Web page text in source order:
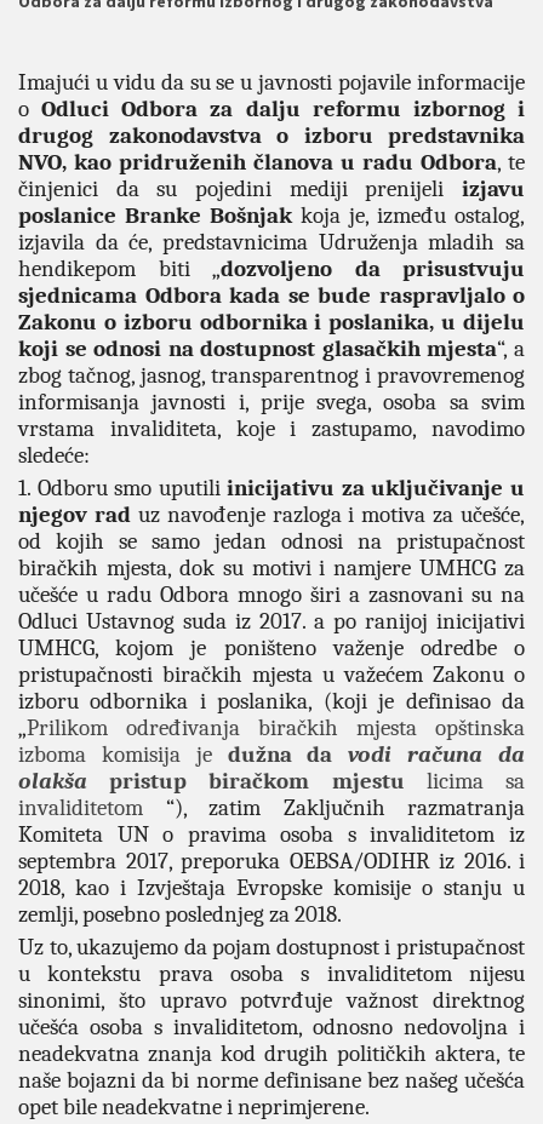
Imajući u vidu da su se u javnosti pojavile informacije
oOdluci Odbora za dalju reformu izbornog i
drugog zakonodavstva o izboru predstavnika
NVO, kao pridruženih članova u radu Odbora, te
činjenici da su pojedini mediji prenijeli izjavu
poslanice Branke Bošnjakkoja je, između ostalog,
izjavila da će, predstavnicima Udruženja mladih sa
hendikepom biti „dozvoljeno da prisustvuju
sjednicama Odbora kada se bude raspravljalo o
Zakonu o izboru odbornika i poslanika, u dijelu
koji se odnosi na dostupnost glasačkih mjesta“, a
zbog tačnog, jasnog, transparentnog i pravovremenog
informisanja javnosti i, prije svega, osoba sa svim
vrstama invaliditeta, koje i zastupamo, navodimo
sledeće:
1. Odboru smo uputiliinicijativu za uključivanje u
njegov raduz navođenje razloga i motiva za učešće,
od kojih se samo jedan odnosi na pristupačnost
biračkih mjesta, dok su motivi i namjere UMHCG za
učešće u radu Odbora mnogo širi a zasnovani su na
Odluci Ustavnog suda iz 2017. a po ranijoj inicijativi
UMHCG, kojom je poništeno važenje odredbe o
pristupačnosti biračkih mjesta u važećem Zakonu o
izboru odbornika i poslanika, (koji je definisao da
„Prilikom određivanja biračkih mjesta opštinska
izboma komisija je dužna davodi računa da
olakšapristup biračkom mjestu licima sa
invaliditetom “), zatim Zaključnih razmatranja
Komiteta UN o pravima osoba s invaliditetom iz
septembra 2017, preporuka OEBSA/ODIHR iz 2016. i
2018, kao i Izvještaja Evropske komisije o stanju u
zemlji, posebno poslednjeg za 2018.
Uz to, ukazujemo da pojam dostupnost i pristupačnost
u kontekstu prava osoba s invaliditetom nijesu
sinonimi, što upravo potvrđuje važnost direktnog
učešća osoba s invaliditetom, odnosno nedovoljna i
neadekvatna znanja kod drugih političkih aktera, te
naše bojazni da bi norme definisane bez našeg učešća
opet bile neadekvatne i neprimjerene.